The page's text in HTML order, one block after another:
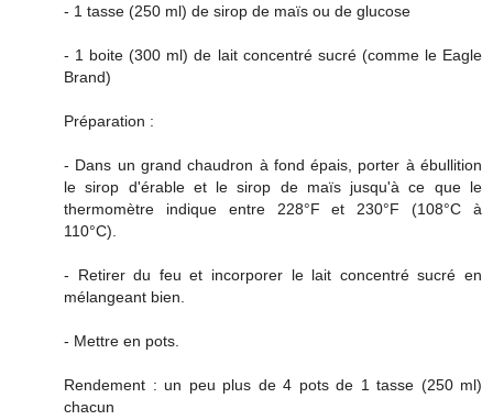
- 1 tasse (250 ml) de sirop de maïs ou de glucose
- 1 boite (300 ml) de lait concentré sucré (comme le Eagle
Brand)
Préparation :
- Dans un grand chaudron à fond épais, porter à ébullition
le sirop d'érable et le sirop de maïs jusqu'à ce que le
thermomètre indique entre 228°F et 230°F (108°C à
110°C).
- Retirer du feu et incorporer le lait concentré sucré en
mélangeant bien.
- Mettre en pots.
Rendement : un peu plus de 4 pots de 1 tasse (250 ml)
chacun